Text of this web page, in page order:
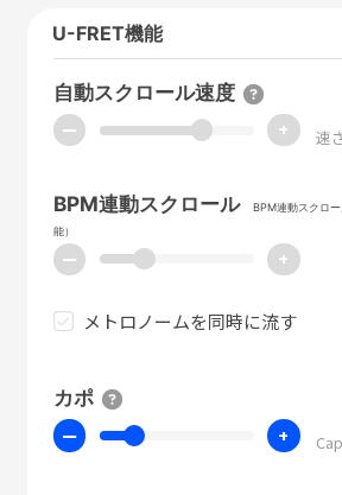
U-FRET機能
自動スクロール速度
ー + 速
BPM連動スクロール
BPM連動スクロ
能）
ー +
メトロノームを同時に流す
カポ
ー +